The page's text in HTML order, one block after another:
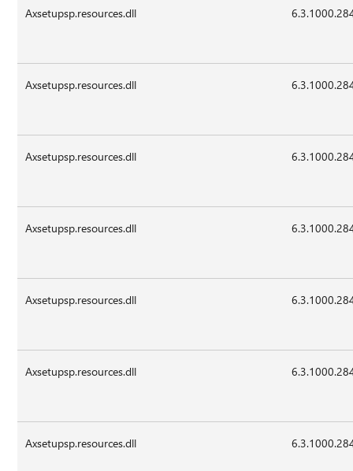
Axsetupsp.resources.dll
Axsetupsp.resources.dll
Axsetupsp.resources.dll
Axsetupsp.resources.dll
Axsetupsp.resources.dll
Axsetupsp.resources.dll
Axsetupsp.resources.dll